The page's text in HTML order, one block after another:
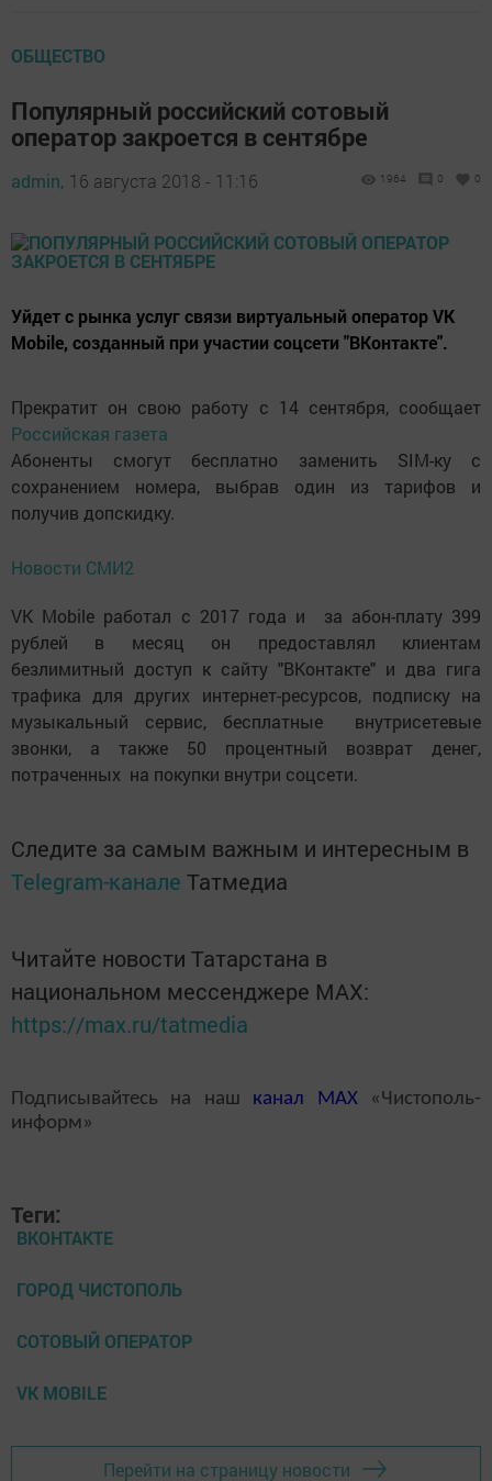
ОБЩЕСТВО
Популярный российский сотовый
оператор закроется в сентябре
admin, 16 августа 2018 - 11:16 1964 0 0
Уйдет с рынка услуг связи виртуальный оператор VK
Mobile, созданный при участии соцсети "ВКонтакте".
Прекратит он свою работу с 14 сентября, сообщает
Российская газета
Абоненты смогут бесплатно заменить SIM-ку с
сохранением номера, выбрав один из тарифов и
получив допскидку.
Новости СМИ2
VK Mobile работал с 2017 года и за абон-плату 399
рублей в месяц он предоставлял клиентам
безлимитный доступ к сайту "ВКонтакте" и два гига
трафика для других интернет-ресурсов, подписку на
музыкальный сервис, бесплатные внутрисетевые
звонки, а также 50 процентный возврат денег,
потраченных на покупки внутри соцсети.
Следите за самым важным и интересным в
Telegram-канале Татмедиа
Читайте новости Татарстана в
национальном мессенджере MАХ:
https://max.ru/tatmedia
Подписывайтесь на наш канал MAX«Чистополь-
информ»
Теги:
ВКОНТАКТЕ
ГОРОД ЧИСТОПОЛЬ
СОТОВЫЙ ОПЕРАТОР
VK MOBILE
Перейти на страницу новости